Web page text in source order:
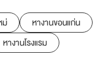
ม่
หางานขอนแก่น
หางานโรงแรม